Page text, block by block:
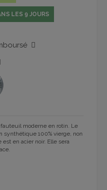
LES 9 JOURS
moderne en rotin. Le
100% vierge, non
en acier noir. Elle sera